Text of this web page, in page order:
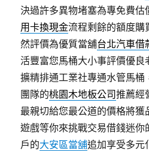
決過許多異物堵塞為專免費
用卡換現金流程剩餘的額度購
然評價為優質當舖台北汽車借
活豐富您馬桶大小事評價優良
擴精排通工業社專通水管馬桶
團隊的桃園木地板公司推薦經
最親切給您最公道的價格將獲
遊戲等你來挑戰交易借錢迷
戶的大安區當舖追加享受多元